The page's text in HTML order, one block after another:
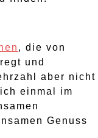
, die von
und
aber nicht
einmal im
Genuss